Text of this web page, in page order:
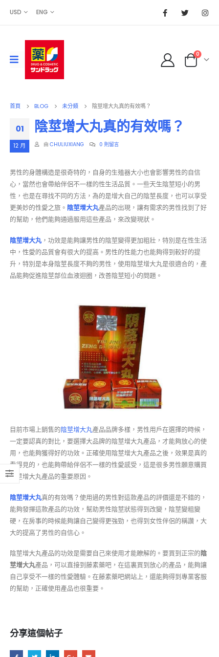
USD ENG
0
首頁 BLOG 未分類 陰莖增大丸真的有效嗎？
01
12 月
陰莖增大丸真的有效嗎？
由 CHULIUXIANG 0 則留言
男性的身體構造是很奇特的，自身的生殖器大小也會影響男性的自信
心，當然也會帶給伴侶不一樣的性生活品質。一些天生陰莖短小的男
性，也是在尋找不同的方法，為的是增大自己的陰莖長度，也可以享受
更美妙的性愛之旅。 陰莖增大丸產品的出現，讓有需求的男性找到了好
的幫助，他們能夠通過服用這些產品，來改變現狀。
陰莖增大丸 ，功效是能夠讓男性的陰莖變得更加粗壯，特別是在性生活
中，性愛的品質會有很大的提高。男性的性能力也能夠得到較好的提
升，特別是本身陰莖長度不夠的男性，使用陰莖增大丸是很適合的，產
品能夠促進陰莖部位血液迴圈，改善陰莖短小的問題。
目前市場上銷售的陰莖增大丸產品品牌多樣，男性用戶在選擇的時候，
一定要認真的對比，要選擇大品牌的陰莖增大丸產品，才能夠放心的使
用，也能夠獲得好的功效。正確使用陰莖增大丸產品之後，效果是真的
看得見的，也能夠帶給伴侶不一樣的性愛感受，這是很多男性願意購買
陰莖增大丸產品的重要原因。
陰莖增大丸真的有效嗎？使用過的男性對這款產品的評價還是不錯的，
能夠發揮這款產品的功效，幫助男性陰莖狀態得到改變，陰莖變粗變
硬，在房事的時候能夠讓自己變得更強勁，也得到女性伴侶的稱讚，大
大的提高了男性的自信心。
陰莖增大丸產品的功效是需要自己來使用才能瞭解的。要買到正宗的陰
莖增大丸產品，可以直接到藤素藥吧，在這裏買到放心的產品，能夠讓
自己享受不一樣的性愛體驗。在藤素藥吧網站上，還能夠得到專業客服
的幫助，正確使用產品也很重要。
分享這個帖子